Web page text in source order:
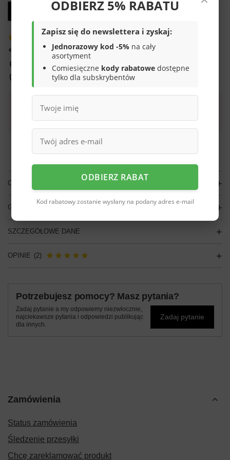
Produkt dostępny w bardzo małej ilości
dni na łatwy zwrot
Sprawdź, w którym sklepie obejrzysz i kupisz od ręki
Bezpieczne zakupy
Darmowa dostawa do paczkomatu lub punktu
odbioru
Smile - dostawy ze sklepów internetowych przy zamówieniu od
Więcej informacji.
OPIS
GŁÓWNE PARAMETRY
SZCZEGÓŁOWE DANE
OPINIE (2)
Potrzebujesz pomocy? Masz pytania?
Zadaj pytanie a my odpowiemy niezwłocznie,
najciekawsze pytania i odpowiedzi publikując
dla innych.
Zadaj pytanie
Zamówienia
Status zamówienia
Śledzenie przesyłki
Chcę zareklamować produkt
ODBIERZ 5% RABATU
Zapisz się do newslettera i zyskaj:
Jednorazowy kod -5% na cały
asortyment
Comiesięczne kody rabatowe dostępne
tylko dla subskrybentów
ODBIERZ RABAT
Kod rabatowy zostanie wysłany na podany adres e-mail